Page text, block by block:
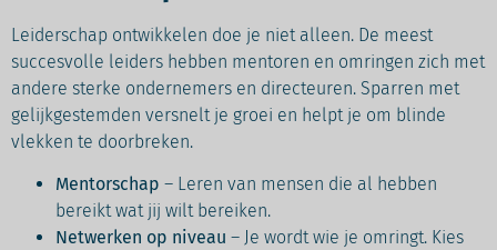
Leiderschap ontwikkelen doe je niet alleen. De meest
succesvolle leiders hebben mentoren en omringen zich met
andere sterke ondernemers en directeuren. Sparren met
gelijkgestemden versnelt je groei en helpt je om blinde
vlekken te doorbreken.
Mentorschap – Leren van mensen die al hebben
bereikt wat jij wilt bereiken.
Netwerken op niveau – Je wordt wie je omringt. Kies